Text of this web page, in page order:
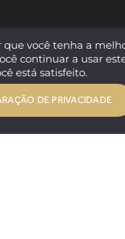
que você tenha a
continuar a usar
está satisfeito.
DE PRIVACIDADE